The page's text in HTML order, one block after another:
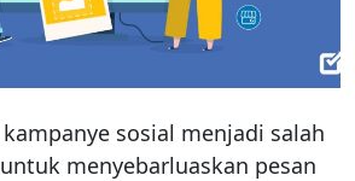
sosial menjadi salah
menyebarluaskan pesan